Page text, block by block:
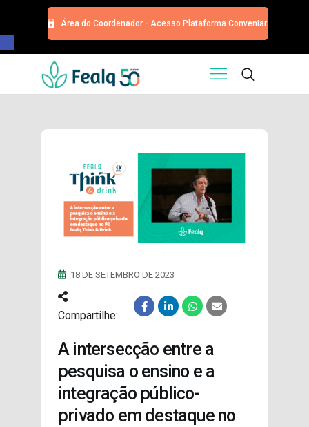
Barra de Ferramentas Aberta
Área do Coordenador - Acesso Plataforma Conveniar
HOME
PROGRAMA DE APOIOS
TRABALHE CONOSCO
NOTÍCIAS
CONTATO
ESPECIALIZAÇÕES USP
DOAÇÕES PARA
PROJETOS
18 DE SETEMBRO DE 2023
Compartilhe:
A intersecção entre a
pesquisa o ensino e a
integração público-
privado em destaque no